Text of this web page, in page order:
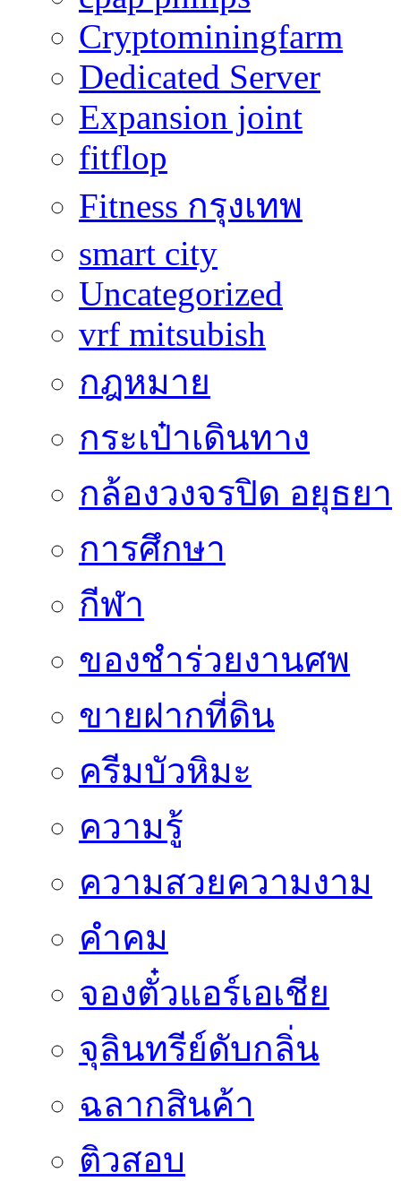
Cryptominingfarm
Dedicated Server
Expansion joint
fitflop
Fitness กรุงเทพ
smart city
Uncategorized
vrf mitsubish
กฎหมาย
กระเป๋าเดินทาง
กล้องวงจรปิด อยุธยา
การศึกษา
กีฬา
ของชำร่วยงานศพ
ขายฝากที่ดิน
ครีมบัวหิมะ
ความรู้
ความสวยความงาม
คำคม
จองตั๋วแอร์เอเชีย
จุลินทรีย์ดับกลิ่น
ฉลากสินค้า
ติวสอบ